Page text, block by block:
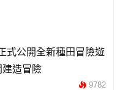
式公開全新種田冒險遊
建造冒險
9782